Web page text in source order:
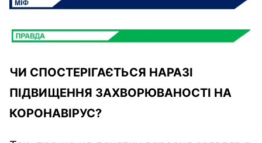
ЧИ СПОСТЕРІГАЄТЬСЯ НАРАЗІ
ПІДВИЩЕННЯ ЗАХВОРЮВАНОСТІ НА
КОРОНАВІРУС?